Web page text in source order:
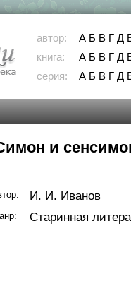
автор: А Б В Г Д
книга:
А Б В Г Д
серия:
А Б В Г Д
и
И. И. Иванов
Старинная